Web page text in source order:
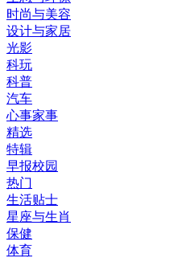
时尚与美容
设计与家居
光影
科玩
科普
汽车
心事家事
精选
特辑
早报校园
热门
生活贴士
星座与生肖
保健
体育